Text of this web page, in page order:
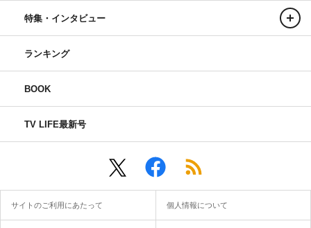
特集・インタビュー
ランキング
BOOK
TV LIFE最新号
サイトのご利用にあたって 個人情報について